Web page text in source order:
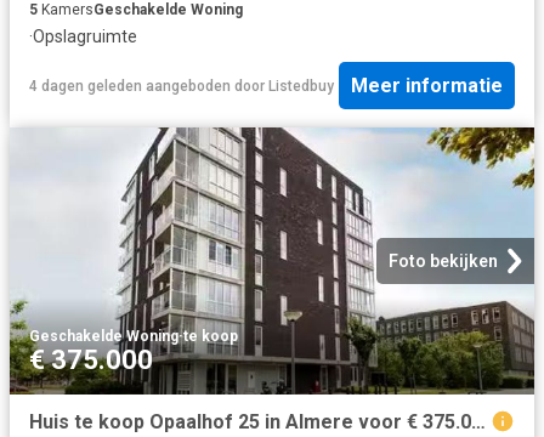
5 KamersGeschakelde Woning
·Opslagruimte
4 dagen geleden aangeboden door Listedbuy Meer informatie
Foto bekijken
Geschakelde Woning·te koop
€ 375.000
Huis te koop Opaalhof 25 in Almere voor € 375.000